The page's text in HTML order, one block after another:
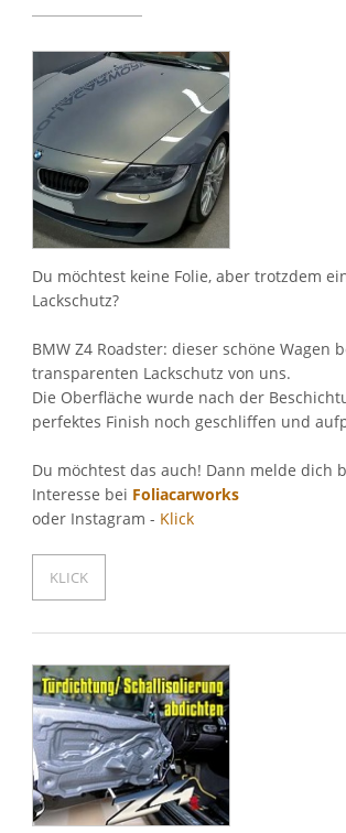
Du möchtest keine Folie, aber trotzdem
Lackschutz?
BMW Z4 Roadster: dieser schöne Wagen
transparenten Lackschutz von uns.
Die Oberfläche wurde nach der
perfektes Finish noch geschliffen und
Du möchtest das auch! Dann melde dich
Interesse bei Foliacarworks
oder Instagram - Klick
KLICK
Essenzielle Cookies
Google Maps
Google Analytics